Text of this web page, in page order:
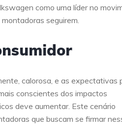
como uma líder no
seguirem.
calorosa, e as expectativas
conscientes dos impactos
deve aumentar. Este cenário
que buscam se firmar